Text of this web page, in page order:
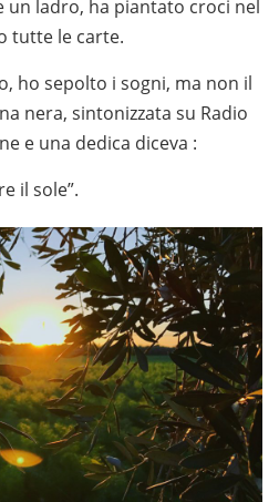
un ladro, ha piantato croci nel
tutte le carte.
ho sepolto i sogni, ma non il
nera, sintonizzata su Radio
e una dedica diceva :
il sole”.